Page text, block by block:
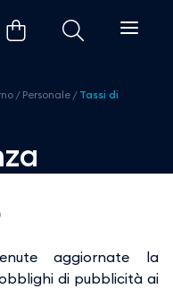
di
/ Personale / Tassi di
aggiornate la
di pubblicità ai